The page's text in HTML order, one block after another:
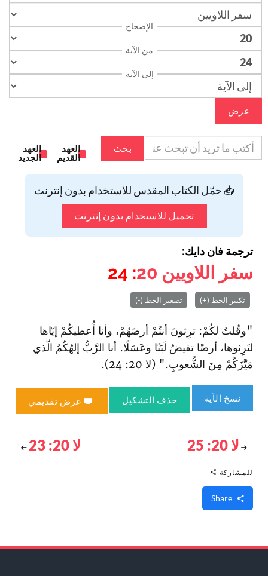
الإصحاح
من الآية
إلى الآية
عرض
بحث
العهد
القديم
العهد
الجديد
📥 حمّل الكتاب المقدس للاستخدام بدون إنترنت
تحميل للاستخدام بدون إنترنت
ترجمة فان دايك:
سفر اللاويين 20
: 24
تكبير الخط (+) تصغير الخط (-)
"وقُلتُ لكُمْ: ترِثونَ أنتُمْ أرضَهُمْ، وأنا أُعطيكُمْ إيّاها
لتَرِثوها، أرضًا تفيضُ لَبَنًا وعَسَلًا. أنا الرَّبُّ إلهُكُمُ الّذي
مَيَّزَكُمْ مِنَ الشُّعوبِ." (لا 20: 24).
نسخ الآية حذف التشكيل عرض تقديمي
لا 20: 25 لا 20: 23
للمشاركة